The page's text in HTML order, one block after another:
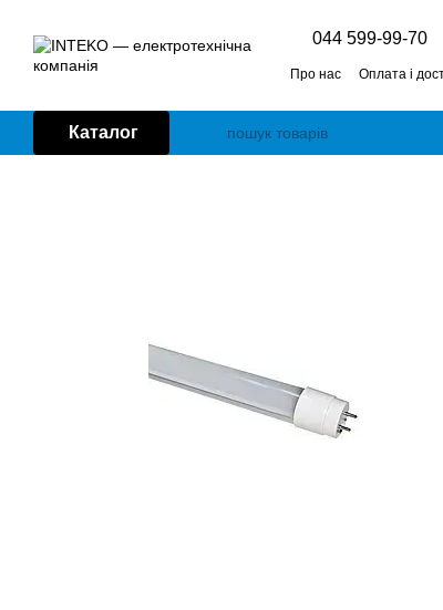
044 599-99-70
Про нас Оплата і
Каталог